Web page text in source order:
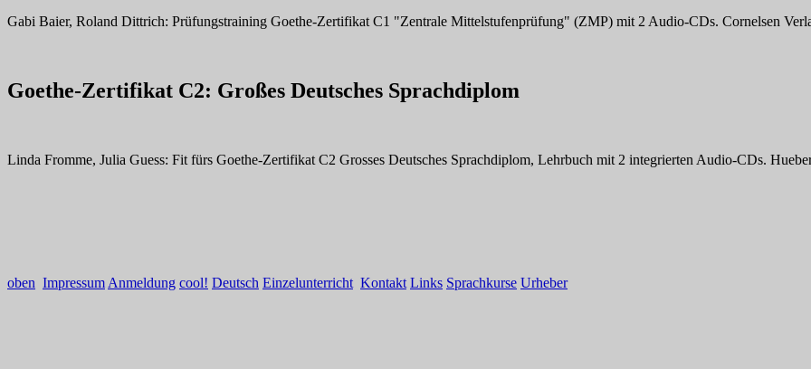
Gabi Baier, Roland Dittrich: Prüfungstraining Goethe-Zertifikat C1 "Zentrale Mittelstufenprüfung" (ZMP) mit 2 Audio-CDs. Cornelsen
Goethe-Zertifikat C2: Großes Deutsches Sprachdiplom
Linda Fromme, Julia Guess: Fit fürs Goethe-Zertifikat C2 Grosses Deutsches Sprachdiplom, Lehrbuch mit 2 integrierten Audio-CDs.
oben Impressum Anmeldung cool! Deutsch Einzelunterricht Kontakt Links Sprachkurse Urheber